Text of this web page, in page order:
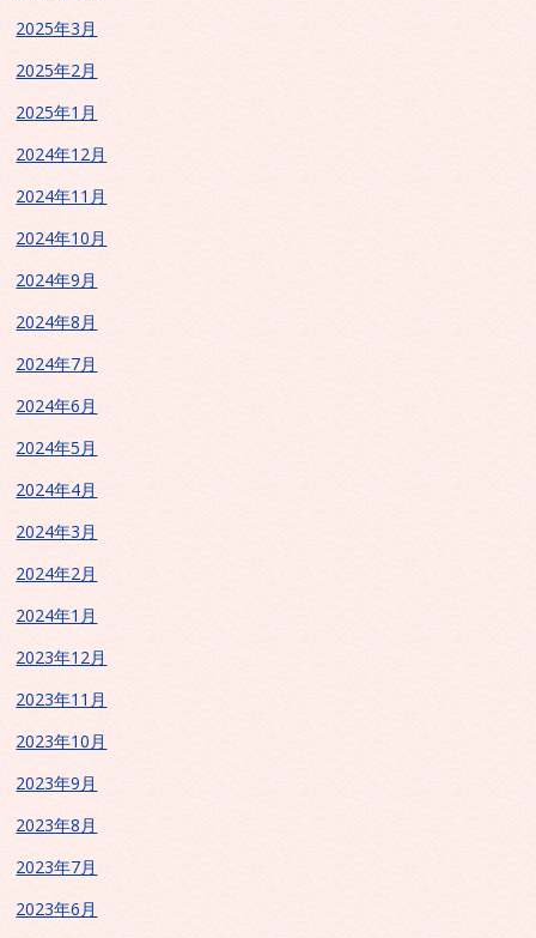
2025年3月
2025年2月
2025年1月
2024年12月
2024年11月
2024年10月
2024年9月
2024年8月
2024年7月
2024年6月
2024年5月
2024年4月
2024年3月
2024年2月
2024年1月
2023年12月
2023年11月
2023年10月
2023年9月
2023年8月
2023年7月
2023年6月